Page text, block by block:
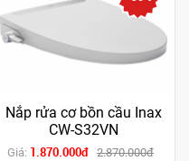
Nắp rửa cơ bồn cầu Inax
CW-S32VN
Giá: 1.870.000đ 2.870.000đ